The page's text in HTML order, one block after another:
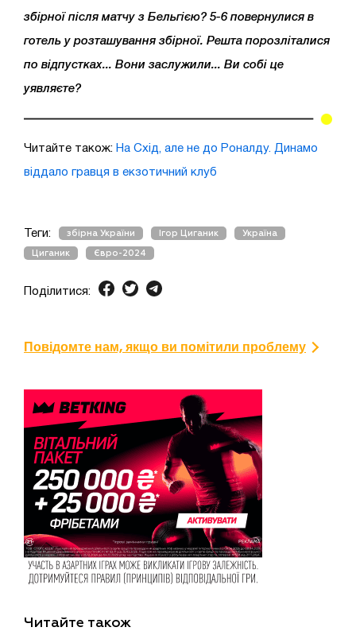
збірної після матчу з Бельгією? 5-6 повернулися в
готель у розташування збірної. Решта порозліталися
по відпустках... Вони заслужили... Ви собі це
уявляєте?
Читайте також: На Схід, але не до Роналду. Динамо
віддало гравця в екзотичний клуб
Теги: збірна України Ігор Циганик Україна
Циганик Євро-2024
Поділитися:
Повідомте нам, якщо ви помітили проблему
Читайте також